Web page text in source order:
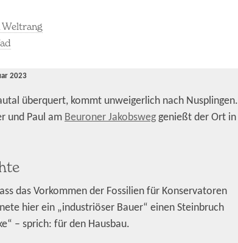
2023
überquert, kommt unweigerlich nach Nusplingen.
und Paul am Beuroner Jakobsweg genießt der Ort in
das Vorkommen der Fossilien für Konservatoren
hier ein „industriöser Bauer“ einen Steinbruch
– sprich: für den Hausbau.